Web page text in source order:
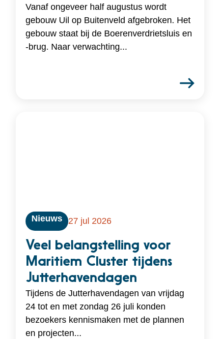
Vanaf ongeveer half augustus wordt
gebouw Uil op Buitenveld afgebroken. Het
gebouw staat bij de Boerenverdrietsluis en
-brug. Naar verwachting...
Nieuws 27 jul 2026
Veel belangstelling voor
Maritiem Cluster tijdens
Jutterhavendagen
Tijdens de Jutterhavendagen van vrijdag
24 tot en met zondag 26 juli konden
bezoekers kennismaken met de plannen
en projecten...